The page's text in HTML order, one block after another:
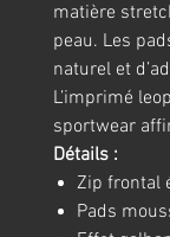
matière
peau. Les
naturel et
L’imprimé
sportwear
Détails :
Zip frontal
Pads